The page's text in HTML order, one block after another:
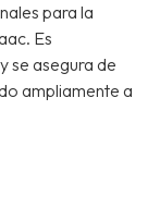
para la
Es
se asegura de
ampliamente a